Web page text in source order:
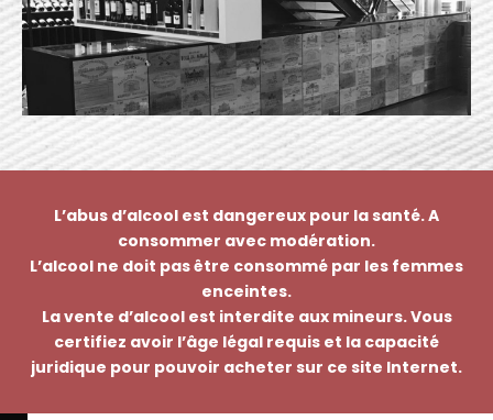
L’abus d’alcool est dangereux pour la santé. A
consommer avec modération.
L’alcool ne doit pas être consommé par les femmes
enceintes.
La vente d’alcool est interdite aux mineurs. Vous
certifiez avoir l’âge légal requis et la capacité
juridique pour pouvoir acheter sur ce site Internet.